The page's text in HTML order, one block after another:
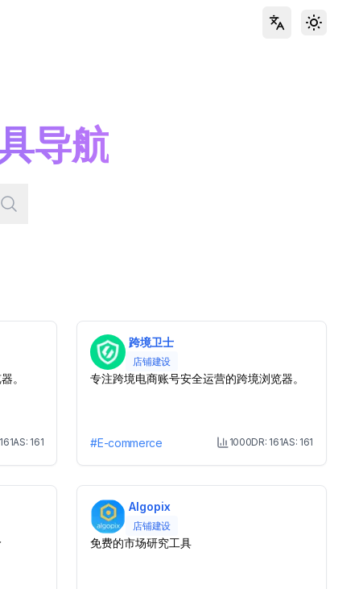
Toggle
导航
。
Visit
161AS: 161
跨境卫士
店铺建设
专注跨境电商账号安全运营的跨境浏览器。
#E-commerce Month Visit
1000DR: 161AS: 161
Algopix
店铺建设
免费的市场研究工具